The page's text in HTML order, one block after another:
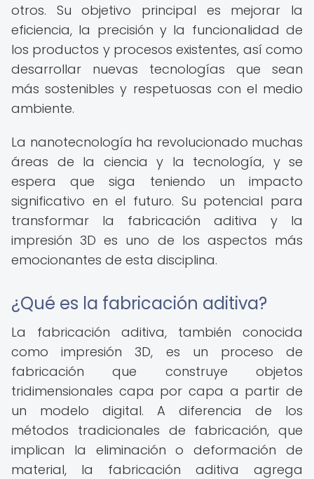
otros. Su objetivo principal es mejorar la
eficiencia, la precisión y la funcionalidad de
los productos y procesos existentes, así como
desarrollar nuevas tecnologías que sean
más sostenibles y respetuosas con el medio
ambiente.
La nanotecnología ha revolucionado muchas
áreas de la ciencia y la tecnología, y se
espera que siga teniendo un impacto
significativo en el futuro. Su potencial para
transformar la fabricación aditiva y la
impresión 3D es uno de los aspectos más
emocionantes de esta disciplina.
¿Qué es la fabricación aditiva?
La fabricación aditiva, también conocida
como impresión 3D, es un proceso de
fabricación que construye objetos
tridimensionales capa por capa a partir de
un modelo digital. A diferencia de los
métodos tradicionales de fabricación, que
implican la eliminación o deformación de
material, la fabricación aditiva agrega